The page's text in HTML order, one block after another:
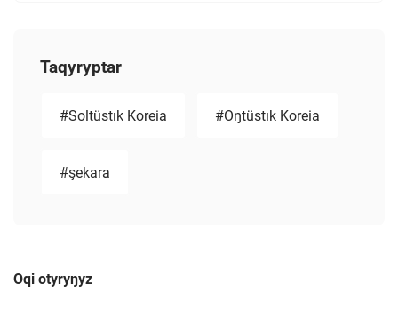
Taqyryptar
#Soltüstık Koreia #Oŋtüstık Koreia
#şekara
Oqi otyryŋyz